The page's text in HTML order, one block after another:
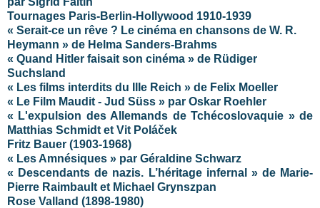
Tournages Paris-Berlin-Hollywood 1910-1939
« Serait-ce un rêve ? Le cinéma en chansons de W. R.
Heymann » de Helma Sanders-Brahms
« Quand Hitler faisait son cinéma » de Rüdiger
Suchsland
« Les films interdits du IIIe Reich » de Felix Moeller
« Le Film Maudit - Jud Süss » par Oskar Roehler
« L'expulsion des Allemands de Tchécoslovaquie » de
Matthias Schmidt et Vit Poláček
Fritz Bauer (1903-1968)
« Les Amnésiques » par Géraldine Schwarz
« Descendants de nazis. L’héritage infernal » de Marie-
Pierre Raimbault et Michael Grynszpan
Rose Valland (1898-1980)